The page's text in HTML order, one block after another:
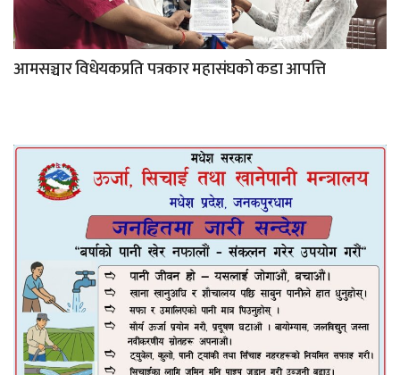
आमसञ्चार विधेयकप्रति पत्रकार महासंघको कडा आपत्ति